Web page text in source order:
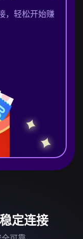
，轻松开始赚
定连接